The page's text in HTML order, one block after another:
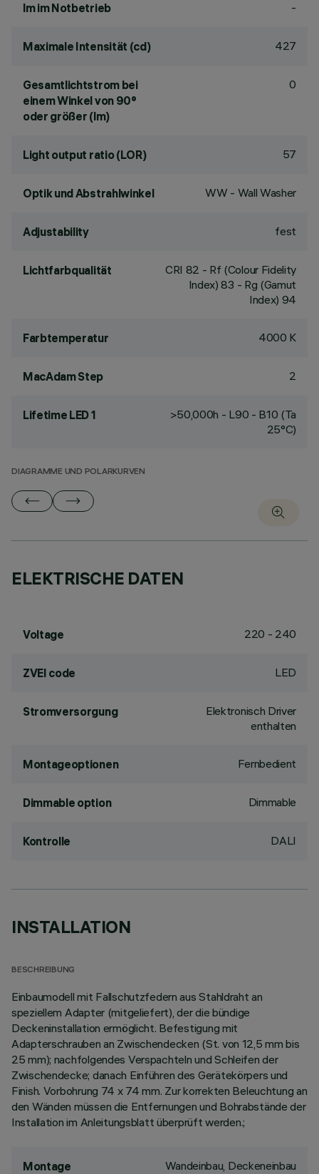
lm im Notbetrieb -
Maximale Intensität (cd) 427
Gesamtlichtstrom bei
einem Winkel von 90°
oder größer (lm)
0
Light output ratio (LOR) 57
Optik und Abstrahlwinkel WW - Wall Washer
Adjustability fest
Lichtfarbqualität CRI 82 - Rf (Colour Fidelity
Index) 83 - Rg (Gamut
Index) 94
Farbtemperatur 4000 K
MacAdam Step 2
Lifetime LED 1
>50,000h - L90 - B10 (Ta
25°C)
DIAGRAMME UND POLARKURVEN
ELEKTRISCHE DATEN
Voltage 220 - 240
ZVEI code LED
Stromversorgung
Elektronisch Driver
enthalten
Montageoptionen Fernbedient
Dimmable option Dimmable
Kontrolle DALI
INSTALLATION
BESCHREIBUNG
Einbaumodell mit Fallschutzfedern aus Stahldraht an
speziellem Adapter (mitgeliefert), der die bündige
Deckeninstallation ermöglicht. Befestigung mit
Adapterschrauben an Zwischendecken (St. von 12,5 mm bis
25 mm); nachfolgendes Verspachteln und Schleifen der
Zwischendecke; danach Einführen des Gerätekörpers und
Finish. Vorbohrung 74 x 74 mm. Zur korrekten Beleuchtung an
den Wänden müssen die Entfernungen und Bohrabstände der
Installation im Anleitungsblatt überprüft werden.;
Montage Wandeinbau, Deckeneinbau